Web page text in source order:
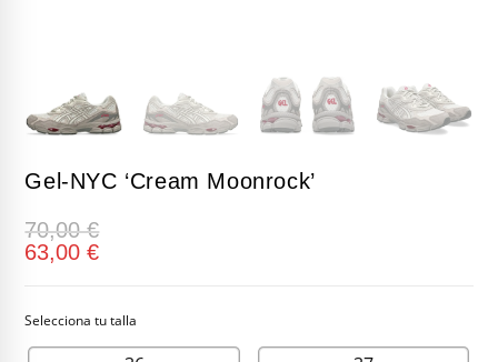
Gel-NYC ‘Cream Moonrock’
70,00€
63,00€